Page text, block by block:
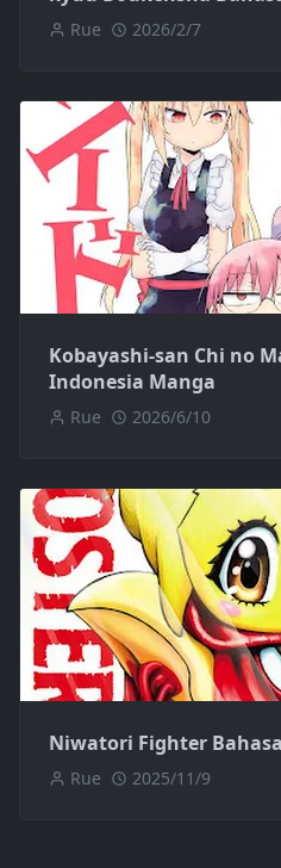
Rue 2026/2/7
Kobayashi-san Chi no
Indonesia Manga
Rue 2026/6/10
Niwatori Fighter
Rue 2025/11/9